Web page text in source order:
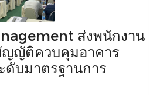
ส่งพนักงาน
ญญัติควบคุมอาคาร
ดับมาตรฐานการ